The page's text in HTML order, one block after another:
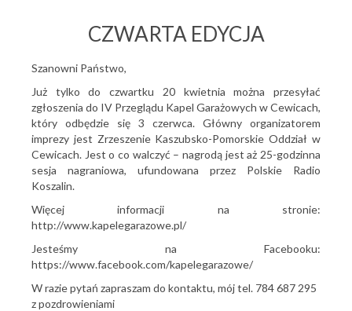
CZWARTA EDYCJA
Szanowni Państwo,
Już tylko do czwartku 20 kwietnia można przesyłać
zgłoszenia do IV Przeglądu Kapel Garażowych w Cewicach,
który odbędzie się 3 czerwca. Główny organizatorem
imprezy jest Zrzeszenie Kaszubsko-Pomorskie Oddział w
Cewicach. Jest o co walczyć – nagrodą jest aż 25-godzinna
sesja nagraniowa, ufundowana przez Polskie Radio
Koszalin.
Więcej informacji na stronie:
http://www.kapelegarazowe.pl/
Jesteśmy na Facebooku:
https://www.facebook.com/kapelegarazowe/
W razie pytań zapraszam do kontaktu, mój tel. 784 687 295
z pozdrowieniami